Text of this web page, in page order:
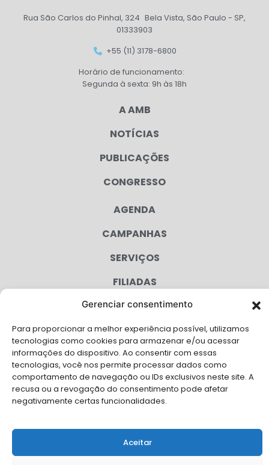
Gerenciar consentimento
Para proporcionar a melhor experiência possível, utilizamos
tecnologias como cookies para armazenar e/ou acessar
informações do dispositivo. Ao consentir com essas
tecnologias, você nos permite processar dados como
comportamento de navegação ou IDs exclusivos neste site. A
recusa ou a revogação do consentimento pode afetar
negativamente certas funcionalidades.
Aceitar
Rua São Carlos do Pinhal, 324 Bela Vista, São Paulo - SP,
01333903
+55 (11) 3178-6800
Horário de funcionamento:
Segunda à sexta: 9h às 18h
A AMB
NOTÍCIAS
PUBLICAÇÕES
CONGRESSO
AGENDA
CAMPANHAS
SERVIÇOS
FILIADAS
LGPD
FALE CONOSCO
Solicite Apoio Institucional da AMB para o seu evento
© Copyright AMB 2026. Todos os direitos reservados.